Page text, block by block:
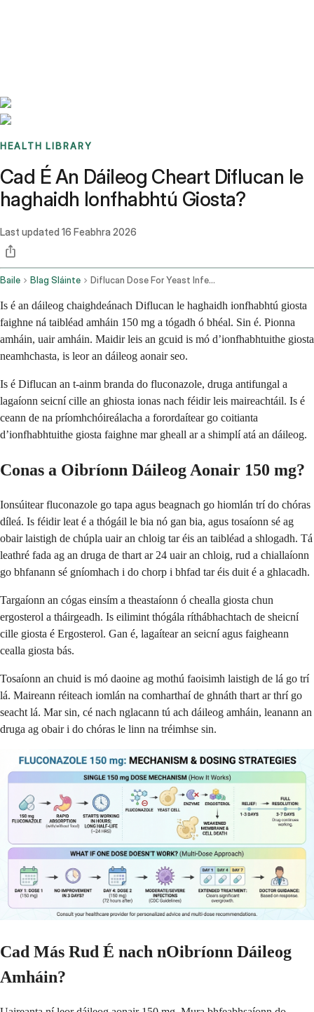
HEALTH LIBRARY
Cad É An Dáileog Cheart Diflucan le
haghaidh Ionfhabhtú Giosta?
Last updated 16 Feabhra 2026
Baile Blag Sláinte Diflucan Dose For Yeast Infection
Is é an dáileog chaighdeánach Diflucan le haghaidh ionfhabhtú giosta
faighne ná taibléad amháin 150 mg a tógadh ó bhéal. Sin é. Pionna
amháin, uair amháin. Maidir leis an gcuid is mó d’ionfhabhtuithe giosta
neamhchasta, is leor an dáileog aonair seo.
Is é Diflucan an t-ainm branda do fluconazole, druga antifungal a
lagaíonn seicní cille an ghiosta ionas nach féidir leis maireachtáil. Is é
ceann de na príomhchóireálacha a forordaítear go coitianta
d’ionfhabhtuithe giosta faighne mar gheall ar a shimplí atá an dáileog.
Conas a Oibríonn Dáileog Aonair 150 mg?
Ionsúitear fluconazole go tapa agus beagnach go hiomlán trí do chóras
díleá. Is féidir leat é a thógáil le bia nó gan bia, agus tosaíonn sé ag
obair laistigh de chúpla uair an chloig tar éis an taibléad a shlogadh. Tá
leathré fada ag an druga de thart ar 24 uair an chloig, rud a chiallaíonn
go bhfanann sé gníomhach i do chorp i bhfad tar éis duit é a ghlacadh.
Targaíonn an cógas einsím a theastaíonn ó chealla giosta chun
ergosterol a tháirgeadh. Is eilimint thógála ríthábhachtach de sheicní
cille giosta é Ergosterol. Gan é, lagaítear an seicní agus faigheann
cealla giosta bás.
Tosaíonn an chuid is mó daoine ag mothú faoisimh laistigh de lá go trí
lá. Maireann réiteach iomlán na comharthaí de ghnáth thart ar thrí go
seacht lá. Mar sin, cé nach nglacann tú ach dáileog amháin, leanann an
druga ag obair i do chóras le linn na tréimhse sin.
Cad Más Rud É nach nOibríonn Dáileog
Amháin?